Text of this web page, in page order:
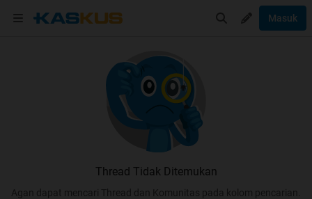
Masuk
Thread Tidak Ditemukan
Agan dapat mencari Thread dan Komunitas pada kolom pencarian.